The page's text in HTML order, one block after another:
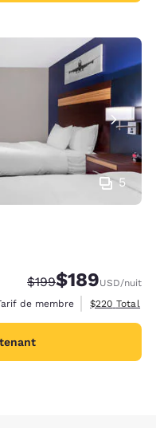
5
Tarif barré :
$199Tarif réduit :
$189USD/nuit
de membre
Afficher les
$220 Total